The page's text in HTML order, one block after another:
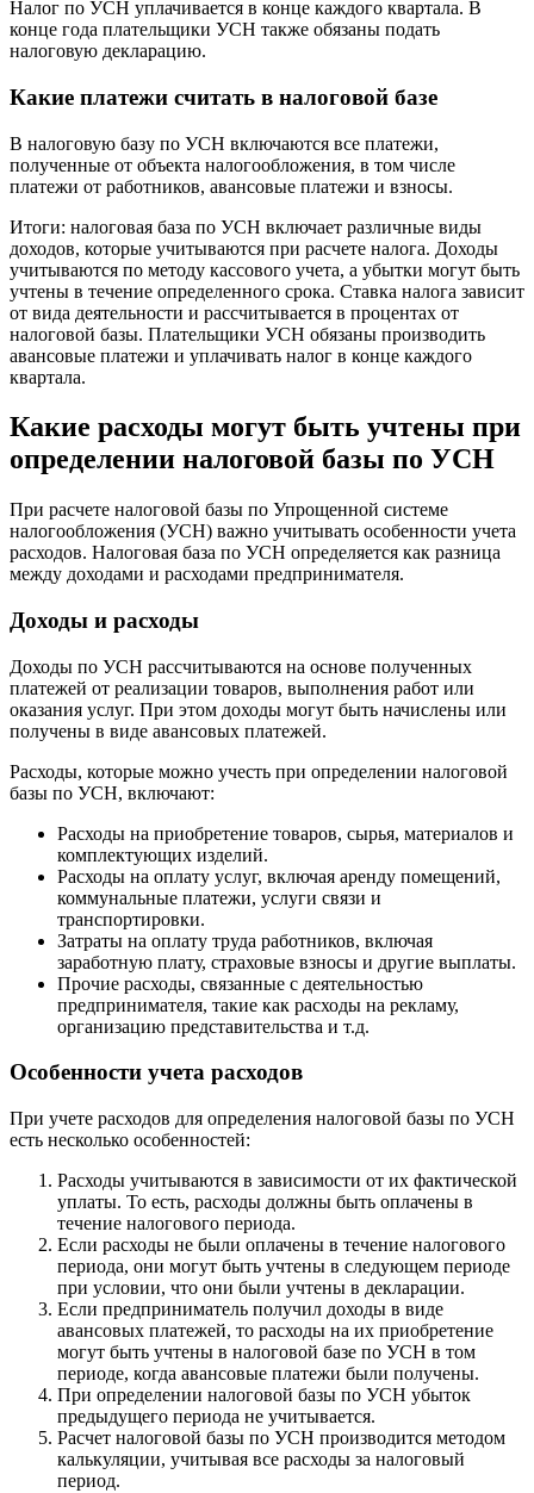
Налог по УСН уплачивается в конце каждого квартала. В
конце года плательщики УСН также обязаны подать
налоговую декларацию.
Какие платежи считать в налоговой базе
В налоговую базу по УСН включаются все платежи,
полученные от объекта налогообложения, в том числе
платежи от работников, авансовые платежи и взносы.
Итоги: налоговая база по УСН включает различные виды
доходов, которые учитываются при расчете налога. Доходы
учитываются по методу кассового учета, а убытки могут быть
учтены в течение определенного срока. Ставка налога зависит
от вида деятельности и рассчитывается в процентах от
налоговой базы. Плательщики УСН обязаны производить
авансовые платежи и уплачивать налог в конце каждого
квартала.
Какие расходы могут быть учтены при
определении налоговой базы по УСН
При расчете налоговой базы по Упрощенной системе
налогообложения (УСН) важно учитывать особенности учета
расходов. Налоговая база по УСН определяется как разница
между доходами и расходами предпринимателя.
Доходы и расходы
Доходы по УСН рассчитываются на основе полученных
платежей от реализации товаров, выполнения работ или
оказания услуг. При этом доходы могут быть начислены или
получены в виде авансовых платежей.
Расходы, которые можно учесть при определении налоговой
базы по УСН, включают:
Расходы на приобретение товаров, сырья, материалов и
комплектующих изделий.
Расходы на оплату услуг, включая аренду помещений,
коммунальные платежи, услуги связи и
транспортировки.
Затраты на оплату труда работников, включая
заработную плату, страховые взносы и другие выплаты.
Прочие расходы, связанные с деятельностью
предпринимателя, такие как расходы на рекламу,
организацию представительства и т.д.
Особенности учета расходов
При учете расходов для определения налоговой базы по УСН
есть несколько особенностей:
Расходы учитываются в зависимости от их фактической
уплаты. То есть, расходы должны быть оплачены в
течение налогового периода.
Если расходы не были оплачены в течение налогового
периода, они могут быть учтены в следующем периоде
при условии, что они были учтены в декларации.
Если предприниматель получил доходы в виде
авансовых платежей, то расходы на их приобретение
могут быть учтены в налоговой базе по УСН в том
периоде, когда авансовые платежи были получены.
При определении налоговой базы по УСН убыток
предыдущего периода не учитывается.
Расчет налоговой базы по УСН производится методом
калькуляции, учитывая все расходы за налоговый
период.